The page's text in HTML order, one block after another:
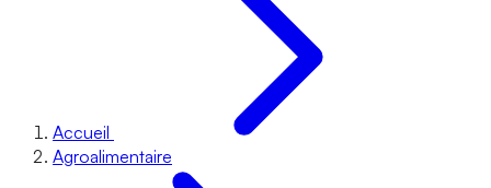
Accueil
Agroalimentaire